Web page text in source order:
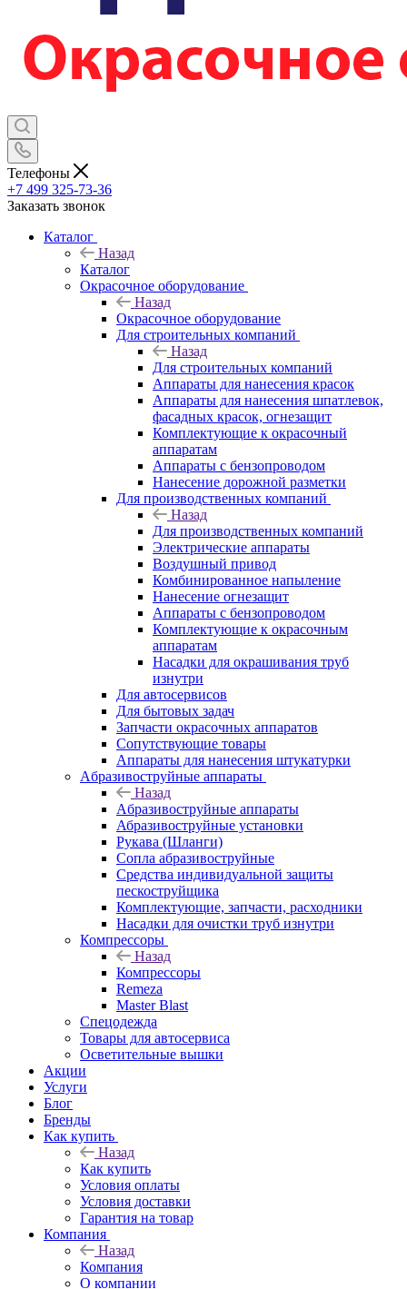
Телефоны
+7 499 325-73-36
Заказать звонок
Каталог
Назад
Каталог
Окрасочное оборудование
Назад
Окрасочное оборудование
Для строительных компаний
Назад
Для строительных компаний
Аппараты для нанесения красок
Аппараты для нанесения шпатлевок,
фасадных красок, огнезащит
Комплектующие к окрасочный
аппаратам
Аппараты с бензопроводом
Нанесение дорожной разметки
Для производственных компаний
Назад
Для производственных компаний
Электрические аппараты
Воздушный привод
Комбинированное напыление
Нанесение огнезащит
Аппараты с бензопроводом
Комплектующие к окрасочным
аппаратам
Насадки для окрашивания труб
изнутри
Для автосервисов
Для бытовых задач
Запчасти окрасочных аппаратов
Сопутствующие товары
Аппараты для нанесения штукатурки
Aбразивоструйные аппараты
Назад
Aбразивоструйные аппараты
Абразивоструйные установки
Рукава (Шланги)
Сопла абразивоструйные
Средства индивидуальной защиты
пескоструйщика
Комплектующие, запчасти, расходники
Насадки для очистки труб изнутри
Компрессоры
Назад
Компрессоры
Remeza
Master Blast
Спецодежда
Товары для автосервиса
Осветительные вышки
Акции
Услуги
Блог
Бренды
Как купить
Назад
Как купить
Условия оплаты
Условия доставки
Гарантия на товар
Компания
Назад
Компания
О компании